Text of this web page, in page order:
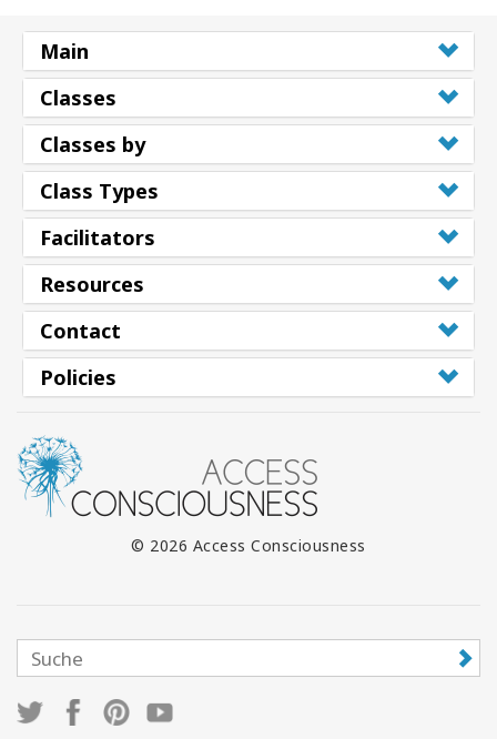
Main
Classes
Classes by
Class Types
Facilitators
Resources
Contact
Policies
© 2026 Access Consciousness